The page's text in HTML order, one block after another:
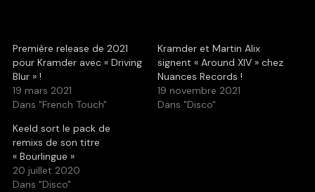
Première release de 2021
pour Kramder avec « Driving
Blur » !
19 mars 2021
Dans "French Touch"
Kramder et Martin Alix
signent « Around XIV » chez
Nuances Records !
19 novembre 2021
Dans "Disco"
Keeld sort le pack de
remixs de son titre
« Bourlingue »
20 juillet 2020
Dans "Disco"